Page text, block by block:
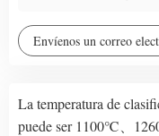
Envíenos un correo
La temperatura de
puede ser 1100℃、